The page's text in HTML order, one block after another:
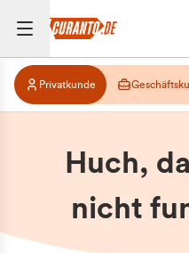
Privatkunde
Huch,
nicht